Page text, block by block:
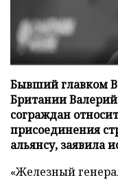
Бывший главком
Британии
сограждан
присоединения
альянсу, заявила
«Железный